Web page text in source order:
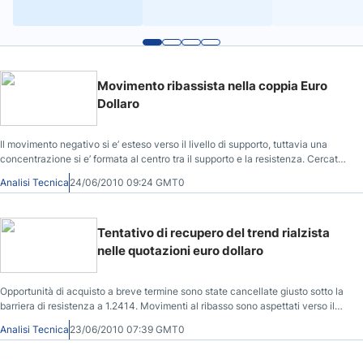
Movimento ribassista nella coppia Euro
Dollaro
Il movimento negativo si e’ esteso verso il livello di supporto, tuttavia una
concentrazione si e’ formata al centro tra il supporto e la resistenza. Cercate
per opportunità di vendita a breve termine sotto il trend a breve termine.
Nonostante il movimento ribassista, il trend rialzista ha sufficiente confidenza
Analisi Tecnica 24/06/2010 09:24 GMT0
Tentativo di recupero del trend rialzista
nelle quotazioni euro dollaro
Opportunità di acquisto a breve termine sono state cancellate giusto sotto la
barriera di resistenza a 1.2414. Movimenti al ribasso sono aspettati verso il
livello di supporto a 1.2158. Tuttavia, nonostante ciò il trend rialzista ha una
possibilità di recupero verso la barriera di resistenza. Al momento, sono
Analisi Tecnica 23/06/2010 07:39 GMT0